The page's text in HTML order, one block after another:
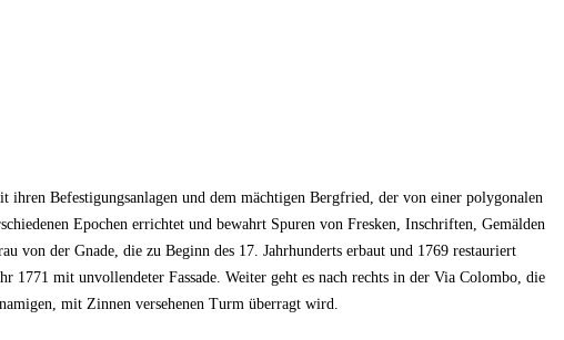
Befestigungsanlagen und dem mächtigen Bergfried, der von einer polygonalen
Epochen errichtet und bewahrt Spuren von Fresken, Inschriften, Gemälden
von der Gnade, die zu Beginn des 17. Jahrhunderts erbaut und 1769 restauriert
1771 mit unvollendeter Fassade. Weiter geht es nach rechts in der Via Colombo, die
mit Zinnen versehenen Turm überragt wird.